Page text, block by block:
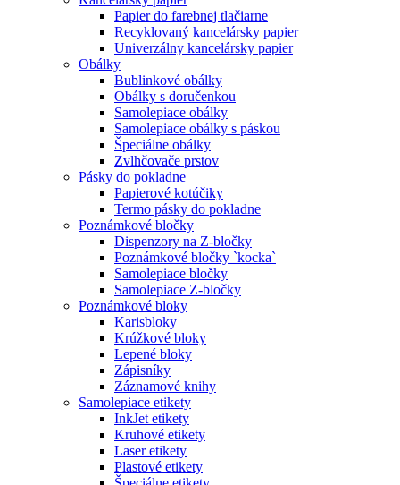
Papier do farebnej tlačiarne
Recyklovaný kancelársky papier
Univerzálny kancelársky papier
Obálky
Bublinkové obálky
Obálky s doručenkou
Samolepiace obálky
Samolepiace obálky s páskou
Špeciálne obálky
Zvlhčovače prstov
Pásky do pokladne
Papierové kotúčiky
Termo pásky do pokladne
Poznámkové bločky
Dispenzory na Z-bločky
Poznámkové bločky `kocka`
Samolepiace bločky
Samolepiace Z-bločky
Poznámkové bloky
Karisbloky
Krúžkové bloky
Lepené bloky
Zápisníky
Záznamové knihy
Samolepiace etikety
InkJet etikety
Kruhové etikety
Laser etikety
Plastové etikety